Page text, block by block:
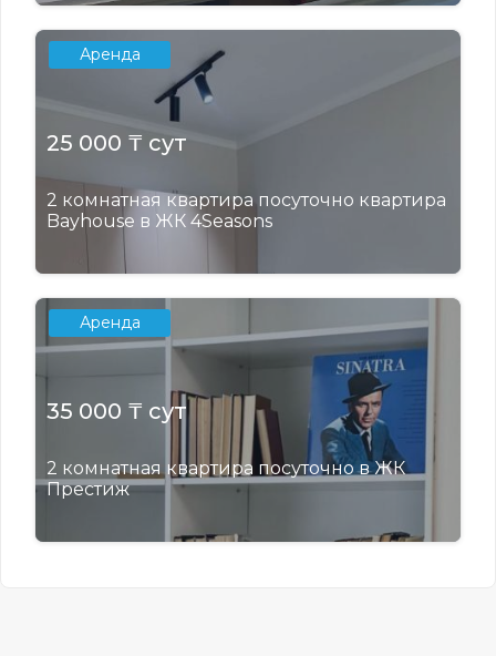
Аренда
25 000 ₸ сут
2 комнатная квартира посуточно квартира
Bayhouse в ЖК 4Seasons
Аренда
35 000 ₸ сут
2 комнатная квартира посуточно в ЖК
Престиж